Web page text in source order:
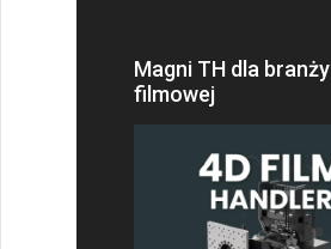
Magni TH dla branży
filmowej